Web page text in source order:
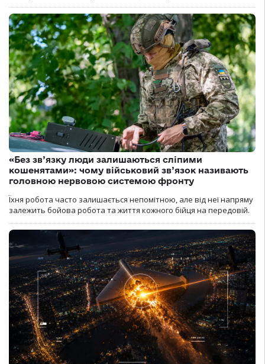
«Без зв’язку люди залишаються сліпими
кошенятами»: чому військовий зв’язок називають
головною нервовою системою фронту
Їхня робота часто залишається непомітною, але від неї напряму
залежить бойова робота та життя кожного бійця на передовій.